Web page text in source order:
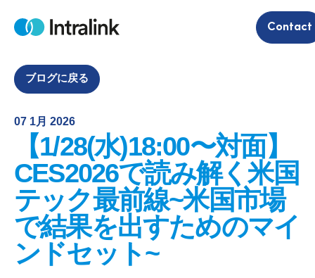
H
e
Contact
ブログに戻る
07 1月 2026
【1/28(水)18:00〜対面】
CES2026で読み解く米国
テック最前線~米国市場
で結果を出すためのマイ
ンドセット~